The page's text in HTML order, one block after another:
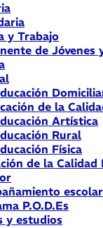
y Trabajo
de Jóvenes
de la
Artística
Rural
Física
de la Calidad
escolar
P.O.D.Es
y estudios